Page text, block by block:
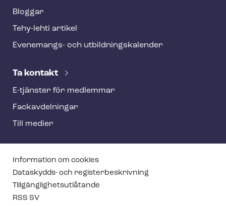
Bloggar
Tehy-lehti artikel
Evenemangs- och ut­bild­nings­ka­len­der
Ta kontakt
E-tjänster för medlemmar
Fackav­del­ning­ar
Till medier
T
e
h
y
Information om cookies
Dataskydds- och re­gis­ter­be­skriv­ning
Till­gäng­lig­hets­ut­lå­tan­de
RSS SV